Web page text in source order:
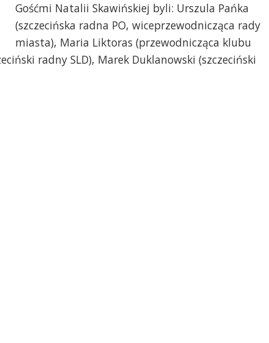
Gośćmi Natalii Skawińskiej byli: Urszula Pańka
(szczecińska radna PO, wiceprzewodnicząca rady
miasta), Maria Liktoras (przewodnicząca klubu
radny SLD), Marek Duklanowski (szczeciński